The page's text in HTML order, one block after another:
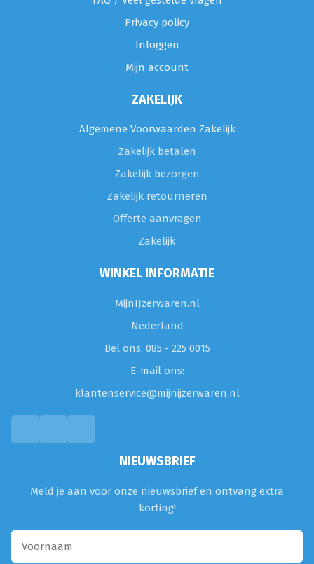
Privacy policy
Inloggen
Mijn account
ZAKELIJK
Algemene Voorwaarden Zakelijk
Zakelijk betalen
Zakelijk bezorgen
Zakelijk retourneren
Offerte aanvragen
Zakelijk
WINKEL INFORMATIE
MijnIJzerwaren.nl
Nederland
Bel ons: 085 - 225 0015
E-mail ons:
klantenservice@mijnijzerwaren.nl
NIEUWSBRIEF
Meld je aan voor onze nieuwsbrief en ontvang extra
korting!